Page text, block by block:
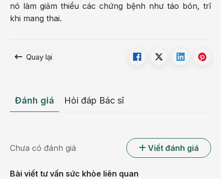
nó làm giảm thiểu các chứng bệnh như táo bón, trĩ
khi mang thai.
Quay lại
Đánh giá Hỏi đáp Bác sĩ
Chưa có đánh giá Viết đánh giá
Bài viết tư vấn sức khỏe liên quan